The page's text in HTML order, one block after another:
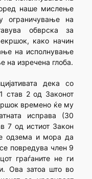
наше мислење
ограничување на
обврска за
како начин
на исполнување
на изречена глоба.
дека со
став 2 од Законот
времено ќе му
исправа (30
7 од истиот Закон
одзема и мора да
повредува член 9
граѓаните не ги
Ова затоа што во